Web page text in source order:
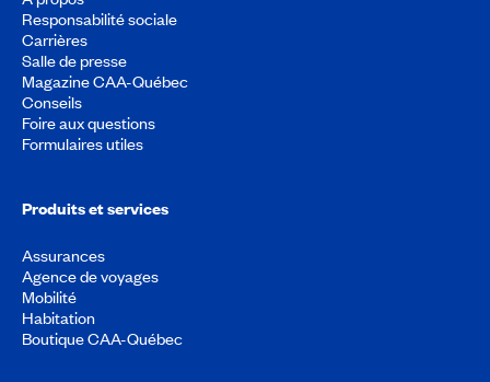
Responsabilité sociale
Carrières
Salle de presse
Magazine CAA-Québec
Conseils
Foire aux questions
Formulaires utiles
Produits et services
Assurances
Agence de voyages
Mobilité
Habitation
Boutique CAA-Québec